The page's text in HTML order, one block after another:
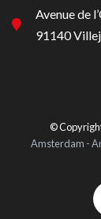
Avenue de
91140
©
Amsterdam -